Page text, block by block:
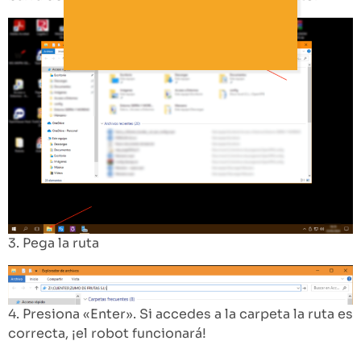
3. Pega la ruta
4. Presiona «Enter». Si accedes a la carpeta la ruta es
correcta, ¡el robot funcionará!